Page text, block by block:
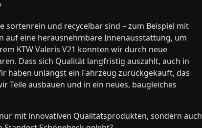
sortenrein und recycelbar sind – zum Beispiel mit
eine herausnehmbare Innenausstattung, um
KTW Valeris V21 konnten wir durch neue
Dass sich Qualität langfristig auszahlt, auch in
haben unlängst ein Fahrzeug zurückgekauft, das
Teile ausbauen und in ein neues, baugleiches
mit innovativen Qualitätsprodukten, sondern auch